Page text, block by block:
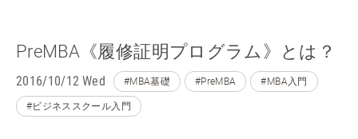
PreMBA《履修証明プログラム》とは？
2016/10/12 Wed #MBA基礎 #PreMBA #MBA入門
#ビジネススクール入門